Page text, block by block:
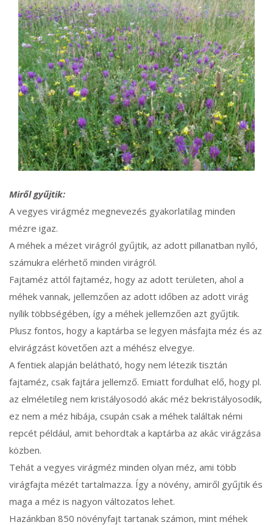
Miről gyűjtik:
A vegyes virágméz megnevezés gyakorlatilag minden
mézre igaz.
A méhek a mézet virágról gyűjtik, az adott pillanatban nyíló,
számukra elérhető minden virágról.
Fajtaméz attól fajtaméz, hogy az adott területen, ahol a
méhek vannak, jellemzően az adott időben az adott virág
nyílik többségében, így a méhek jellemzően azt gyűjtik.
Plusz fontos, hogy a kaptárba se legyen másfajta méz és az
elvirágzást követően azt a méhész elvegye.
A fentiek alapján belátható, hogy nem létezik tisztán
fajtaméz, csak fajtára jellemző. Emiatt fordulhat elő, hogy pl.
az elméletileg nem kristályosodó akác méz bekristályosodik,
ez nem a méz hibája, csupán csak a méhek találtak némi
repcét például, amit behordtak a kaptárba az akác virágzása
közben.
Tehát a vegyes virágméz minden olyan méz, ami több
virágfajta mézét tartalmazza. Így a növény, amiről gyűjtik és
maga a méz is nagyon változatos lehet.
Hazánkban 850 növényfajt tartanak számon, mint méhek